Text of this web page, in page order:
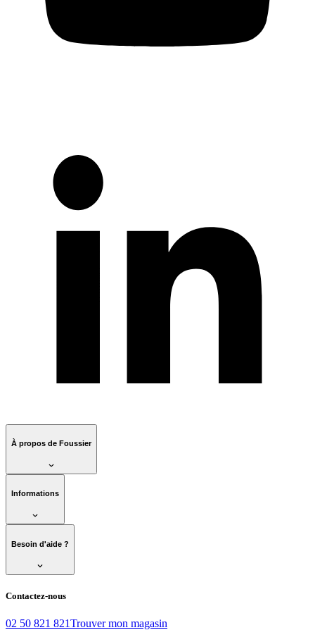
À propos de Foussier
Informations
Besoin d'aide ?
Contactez-nous
02 50 821 821Trouver mon magasin